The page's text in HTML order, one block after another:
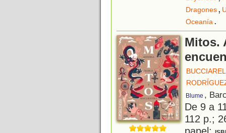
Dragones,
Oceanía.
Mitos.
Blume ,
De 9 a
112 p.;